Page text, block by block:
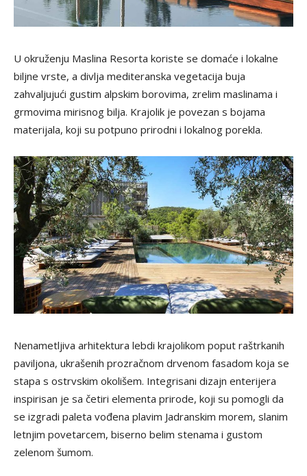
U okruženju Maslina Resorta koriste se domaće i lokalne
biljne vrste, a divlja mediteranska vegetacija buja
zahvaljujući gustim alpskim borovima, zrelim maslinama i
grmovima mirisnog bilja. Krajolik je povezan s bojama
materijala, koji su potpuno prirodni i lokalnog porekla.
Nenametljiva arhitektura lebdi krajolikom poput raštrkanih
paviljona, ukrašenih prozračnom drvenom fasadom koja se
stapa s ostrvskim okolišem. Integrisani dizajn enterijera
inspirisan je sa četiri elementa prirode, koji su pomogli da
se izgradi paleta vođena plavim Jadranskim morem, slanim
letnjim povetarcem, biserno belim stenama i gustom
zelenom šumom.